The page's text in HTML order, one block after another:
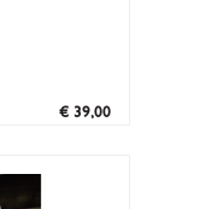
€ 39,00